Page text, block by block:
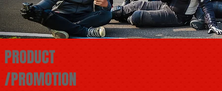
PRODUCT
/PROMOTION